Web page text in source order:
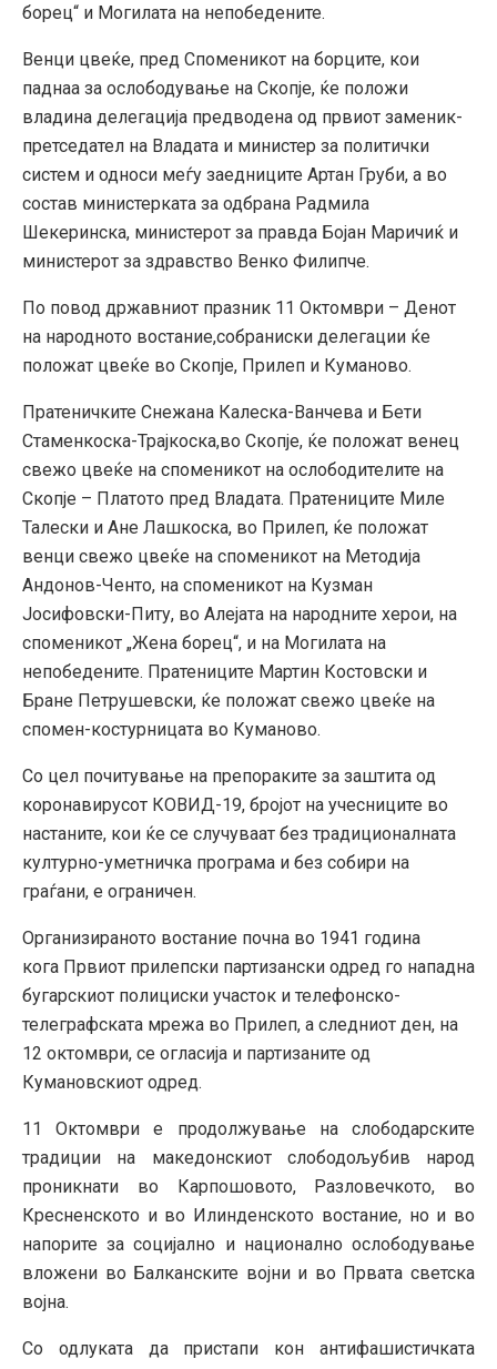
борец“ и Могилата на непобедените.
Венци цвеќе, пред Споменикот на борците, кои
паднаа за ослободување на Скопје, ќе положи
владина делегација предводена од првиот заменик-
претседател на Владата и министер за политички
систем и односи меѓу заедниците Артан Груби, а во
состав министерката за одбрана Радмила
Шекеринска, министерот за правда Бојан Маричиќ и
министерот за здравство Венко Филипче.
По повод државниот празник 11 Октомври – Денот
на народното востание,собраниски делегации ќе
положат цвеќе во Скопје, Прилеп и Куманово.
Пратеничките Снежана Калеска-Ванчева и Бети
Стаменкоска-Трајкоска,во Скопје, ќе положат венец
свежо цвеќе на споменикот на ослободителите на
Скопје – Платото пред Владата. Пратениците Миле
Талески и Ане Лашкоска, во Прилеп, ќе положат
венци свежо цвеќе на споменикот на Методија
Андонов-Ченто, на споменикот на Кузман
Јосифовски-Питу, во Алејата на народните херои, на
споменикот „Жена борец“, и на Могилата на
непобедените. Пратениците Мартин Костовски и
Бране Петрушевски, ќе положат свежо цвеќе на
спомен-костурницата во Куманово.
Со цел почитување на препораките за заштита од
коронавирусот КОВИД-19, бројот на учесниците во
настаните, кои ќе се случуваат без традиционалната
културно-уметничка програма и без собири на
граѓани, е ограничен.
Организираното востание почна во 1941 година
кога Првиот прилепски партизански одред го нападна
бугарскиот полициски участок и телефонско-
телеграфската мрежа во Прилеп, а следниот ден, на
12 октомври, се огласија и партизаните од
Кумановскиот одред.
11 Октомври е продолжување на слободарските
традиции на македонскиот слободољубив народ
проникнати во Карпошовото, Разловечкото, во
Кресненското и во Илинденското востание, но и во
напорите за социјално и национално ослободување
вложени во Балканските војни и во Првата светска
војна.
Со одлуката да пристапи кон антифашистичката